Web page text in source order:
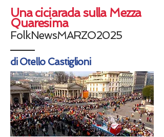
Una ciciarada sulla Mezza
Quaresima
FolkNewsMARZO2025
di Otello Castiglioni